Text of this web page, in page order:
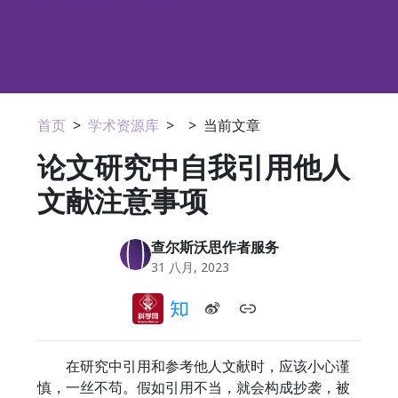
首页 > 学术资源库 > > 当前文章
论文研究中自我引用他人
文献注意事项
查尔斯沃思作者服务
31 八月, 2023
在研究中引用和参考他人文献时，应该小心谨
慎，一丝不苟。假如引用不当，就会构成抄袭，被